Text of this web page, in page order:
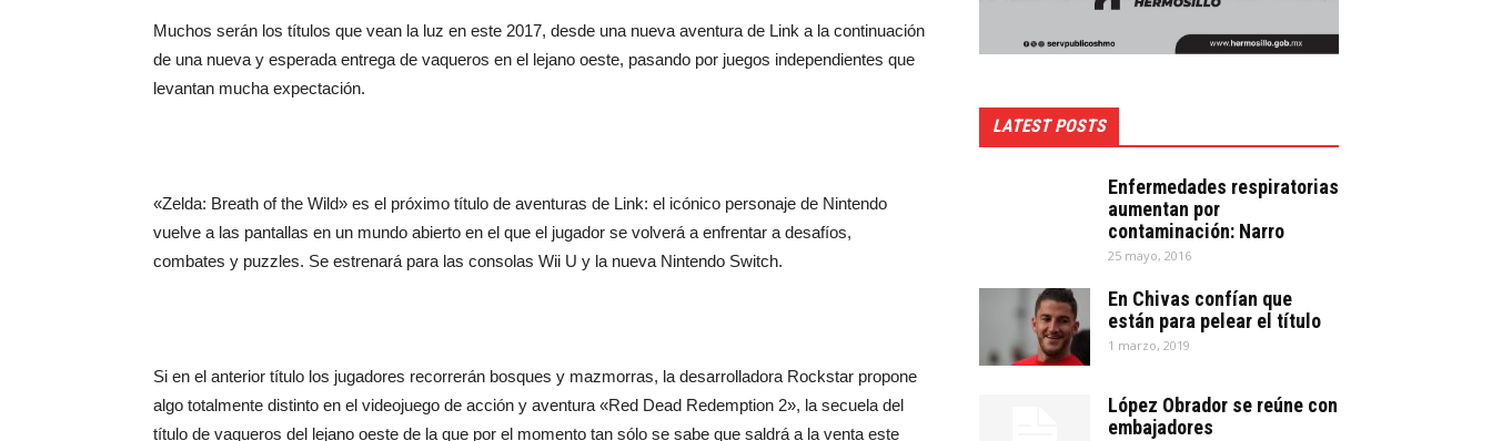
Muchos serán los títulos que vean la luz en este 2017, desde una nueva aventura de Link a la continuación
de una nueva y esperada entrega de vaqueros en el lejano oeste, pasando por juegos independientes que
levantan mucha expectación.
«Zelda: Breath of the Wild» es el próximo título de aventuras de Link: el icónico personaje de Nintendo
vuelve a las pantallas en un mundo abierto en el que el jugador se volverá a enfrentar a desafíos,
combates y puzzles. Se estrenará para las consolas Wii U y la nueva Nintendo Switch.
Si en el anterior título los jugadores recorrerán bosques y mazmorras, la desarrolladora Rockstar propone
algo totalmente distinto en el videojuego de acción y aventura «Red Dead Redemption 2», la secuela del
título de vaqueros del lejano oeste de la que por el momento tan sólo se sabe que saldrá a la venta este
LATEST POSTS
Enfermedades respiratorias
aumentan por
contaminación: Narro
25 mayo, 2016
En Chivas confían que
están para pelear el título
1 marzo, 2019
López Obrador se reúne con
embajadores